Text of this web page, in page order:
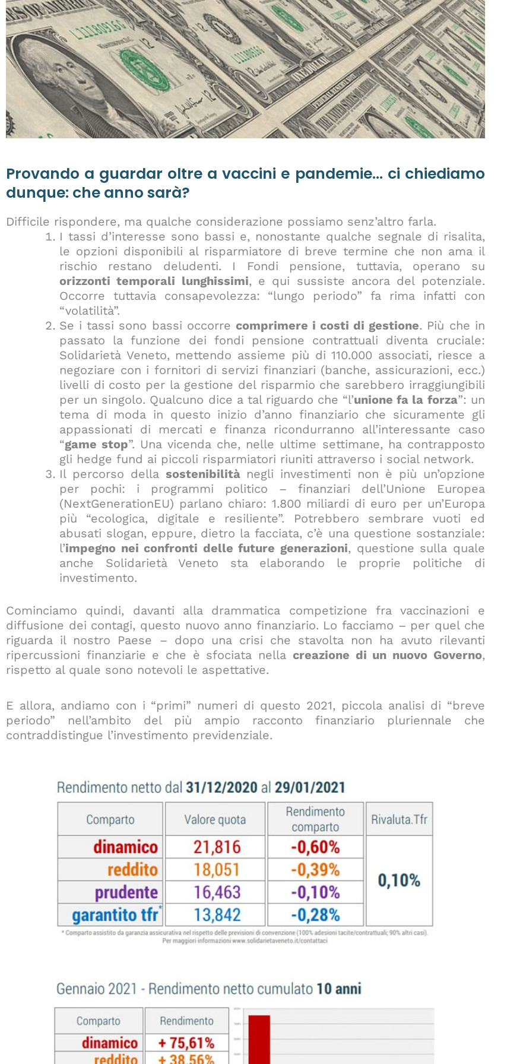
Provando a guardar oltre a vaccini e pandemie… ci chiediamo
dunque: che anno sarà?
Difficile rispondere, ma qualche considerazione possiamo senz’altro farla.
I tassi d’interesse sono bassi e, nonostante qualche segnale di risalita,
le opzioni disponibili al risparmiatore di breve termine che non ama il
rischio restano deludenti. I Fondi pensione, tuttavia, operano su
orizzonti temporali lunghissimi, e qui sussiste ancora del potenziale.
Occorre tuttavia consapevolezza: “lungo periodo” fa rima infatti con
“volatilità”.
Se i tassi sono bassi occorre comprimere i costi di gestione. Più che in
passato la funzione dei fondi pensione contrattuali diventa cruciale:
Solidarietà Veneto, mettendo assieme più di 110.000 associati, riesce a
negoziare con i fornitori di servizi finanziari (banche, assicurazioni, ecc.)
livelli di costo per la gestione del risparmio che sarebbero irraggiungibili
per un singolo. Qualcuno dice a tal riguardo che “l’unione fa la forza”: un
tema di moda in questo inizio d’anno finanziario che sicuramente gli
appassionati di mercati e finanza ricondurranno all’interessante caso
“game stop”. Una vicenda che, nelle ultime settimane, ha contrapposto
gli hedge fund ai piccoli risparmiatori riuniti attraverso i social network.
Il percorso della sostenibilitànegli investimenti non è più un’opzione
per pochi: i programmi politico – finanziari dell’Unione Europea
(NextGenerationEU) parlano chiaro: 1.800 miliardi di euro per un’Europa
più “ecologica, digitale e resiliente”. Potrebbero sembrare vuoti ed
abusati slogan, eppure, dietro la facciata, c’è una questione sostanziale:
l’impegno nei confronti delle future generazioni, questione sulla quale
anche Solidarietà Veneto sta elaborando le proprie politiche di
investimento.
Cominciamo quindi, davanti alla drammatica competizione fra vaccinazioni e
diffusione dei contagi, questo nuovo anno finanziario. Lo facciamo – per quel che
riguarda il nostro Paese – dopo una crisi che stavolta non ha avuto rilevanti
ripercussioni finanziarie e che è sfociata nella creazione di un nuovo Governo,
rispetto al quale sono notevoli le aspettative.
E allora, andiamo con i “primi” numeri di questo 2021, piccola analisi di “breve
periodo” nell’ambito del più ampio racconto finanziario pluriennale che
contraddistingue l’investimento previdenziale.